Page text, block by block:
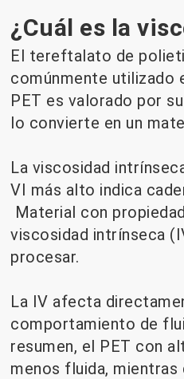
¿Cuál es la
El tereftalato de
comúnmente utilizado
PET es valorado por
lo convierte en un
La viscosidad
VI más alto indica
Material con
viscosidad intrínseca
procesar.
La IV afecta
comportamiento de
resumen, el PET con
menos fluida, mientras